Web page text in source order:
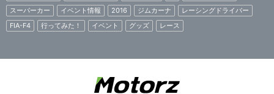
スーパーカー
イベント情報 2016 ジムカーナ
レーシングドライバー
FIA-F4
行ってみた！ イベント グッズ レース